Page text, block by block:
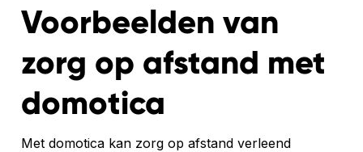
Voorbeelden van
zorg op afstand met
domotica
Met domotica kan zorg op afstand verleend